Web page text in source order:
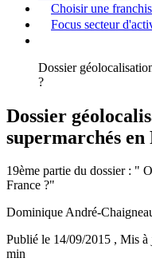
Choisir une
Focus secteur
Dossier
?
Dossier
supermarchés en
19ème partie du dossier : "
France ?"
Dominique André-
Publié le 14/09/2015 , Mis à
min